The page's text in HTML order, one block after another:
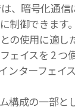
、暗号化通信
制御できます
の使用に適し
ェイスを 2 つ
ンターフェイ
構成の一部と